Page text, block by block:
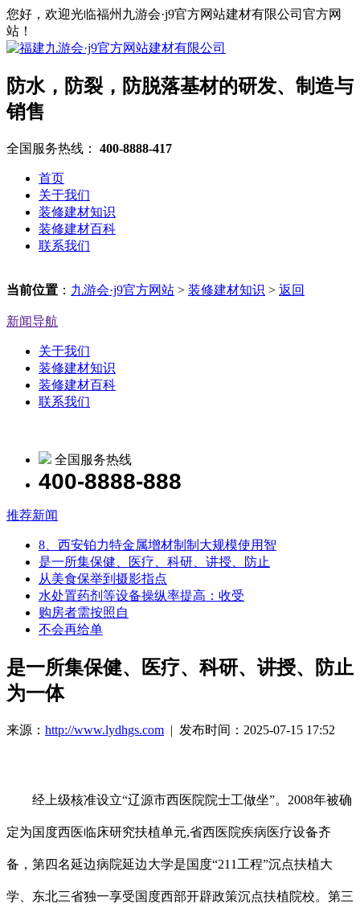
您好，欢迎光临福州九游会·j9官方网站建材有限公司官方网
站！
防水，防裂，防脱落基材的研发、制造与
销售
全国服务热线： 400-8888-417
首页
关于我们
装修建材知识
装修建材百科
联系我们
当前位置 ： 九游会·j9官方网站 > 装修建材知识 > 返回
新闻导航
关于我们
装修建材知识
装修建材百科
联系我们
全国服务热线
400-8888-888
推荐新闻
8、西安铂力特金属增材制制大规模使用智
是一所集保健、医疗、科研、讲授、防止
从美食保举到摄影指点
水处置药剂等‌设备操纵率提高‌：收受
购房者需按照自
不会再给单
是一所集保健、医疗、科研、讲授、防止
为一体
来源： http://www.lydhgs.com | 发布时间：2025-07-15 17:52
经上级核准设立“辽源市西医院院士工做坐”。2008年被确
定为国度西医临床研究扶植单元,省西医院疾病医疗设备齐
备，第四名延边病院延边大学是国度“211工程”沉点扶植大
学、东北三省独一享受国度西部开辟政策沉点扶植院校。第三